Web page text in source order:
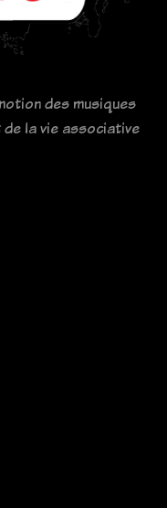
des musiques
la vie associative